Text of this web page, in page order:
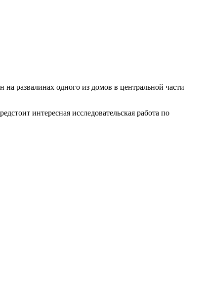
развалинах одного из домов в центральной части
интересная исследовательская работа по